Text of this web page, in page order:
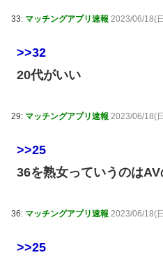
33: マッチングアプリ速報 2023/06/18(
>>32
20代がいい
29: マッチングアプリ速報 2023/06/18(
>>25
36を熟女っていうのは
36: マッチングアプリ速報 2023/06/18(
>>25